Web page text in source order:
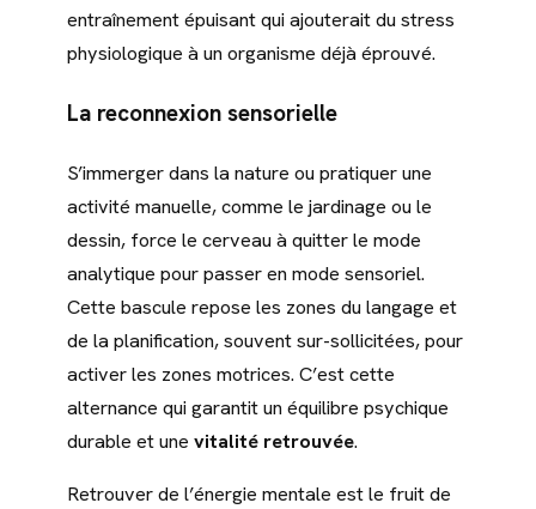
entraînement épuisant qui ajouterait du stress
physiologique à un organisme déjà éprouvé.
La reconnexion sensorielle
S’immerger dans la nature ou pratiquer une
activité manuelle, comme le jardinage ou le
dessin, force le cerveau à quitter le mode
analytique pour passer en mode sensoriel.
Cette bascule repose les zones du langage et
de la planification, souvent sur-sollicitées, pour
activer les zones motrices. C’est cette
alternance qui garantit un équilibre psychique
durable et une vitalité retrouvée.
Retrouver de l’énergie mentale est le fruit de